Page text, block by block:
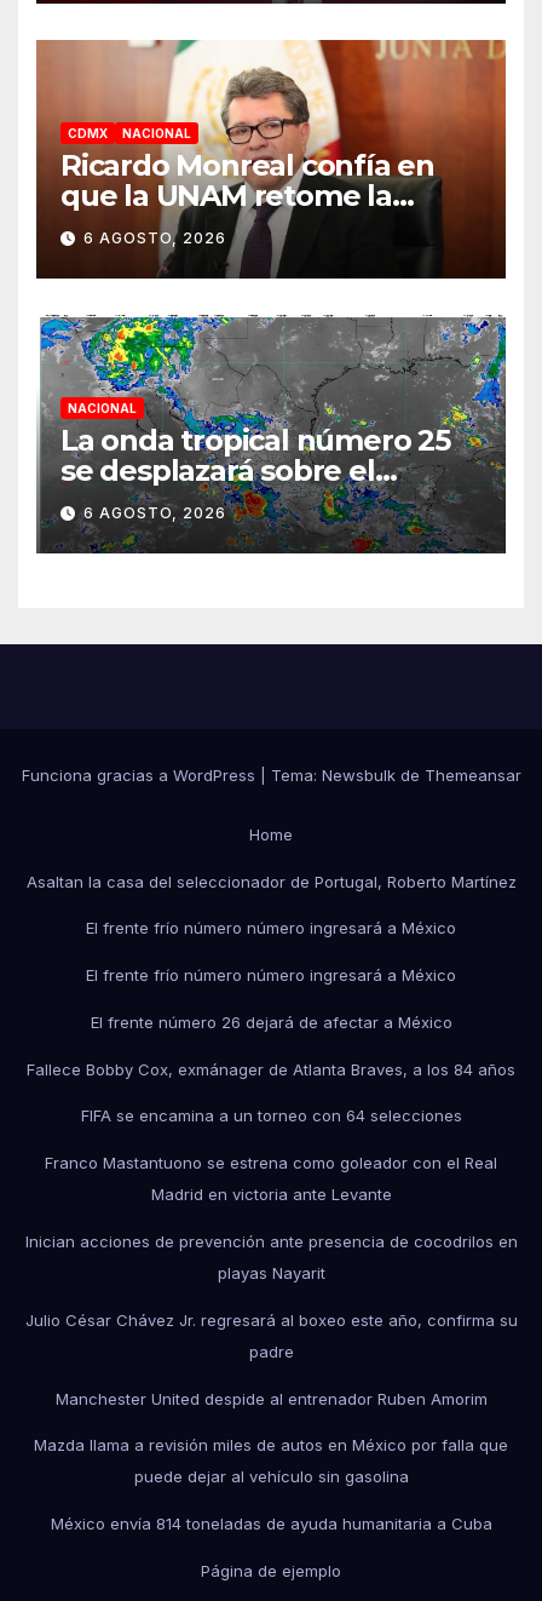
CDMX NACIONAL
Ricardo Monreal confía en
que la UNAM retome la
normalidad e inicie el
semestre mediante el
diálogo
6 AGOSTO, 2026
NACIONAL
La onda tropical número 25
se desplazará sobre el
sureste mexicano
6 AGOSTO, 2026
Funciona gracias a WordPress Tema: Newsbulkde Themeansar
Home
Asaltan la casa del seleccionador de Portugal, Roberto Martínez
El frente frío número número ingresará a México
El frente frío número número ingresará a México
El frente número 26 dejará de afectar a México
Fallece Bobby Cox, exmánager de Atlanta Braves, a los 84 años
FIFA se encamina a un torneo con 64 selecciones
Franco Mastantuono se estrena como goleador con el Real
Madrid en victoria ante Levante
Inician acciones de prevención ante presencia de cocodrilos en
playas Nayarit
Julio César Chávez Jr. regresará al boxeo este año, confirma su
padre
Manchester United despide al entrenador Ruben Amorim
Mazda llama a revisión miles de autos en México por falla que
puede dejar al vehículo sin gasolina
México envía 814 toneladas de ayuda humanitaria a Cuba
Página de ejemplo